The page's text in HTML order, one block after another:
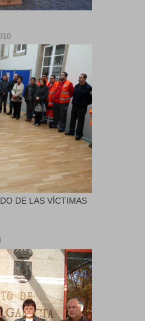
DE LAS VÍCTIMAS